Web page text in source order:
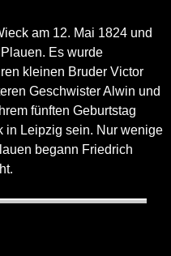
am 12. Mai 1824 und
Es wurde
kleinen Bruder Victor
Geschwister Alwin und
fünften Geburtstag
in Leipzig sein. Nur wenige
begann Friedrich